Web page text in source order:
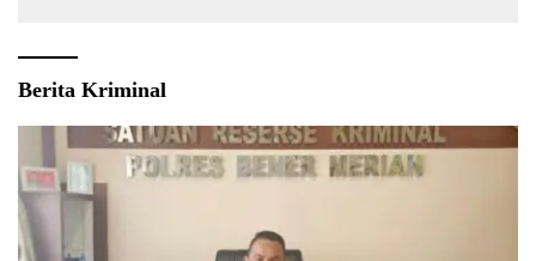
Berita Kriminal